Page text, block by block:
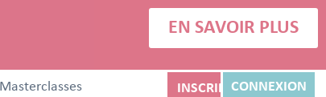
EN SAVOIR PLUS
Masterclasses INSCRIPTIONCONNEXION